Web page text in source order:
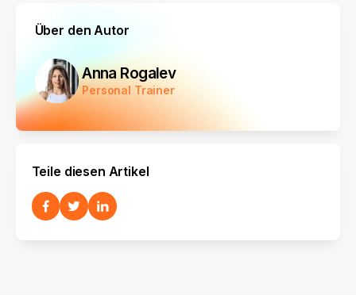
Über den Autor
Anna Rogalev
Personal Trainer
Teile diesen Artikel